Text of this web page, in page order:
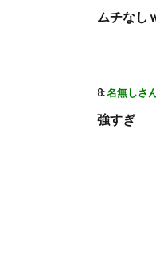
ムチなし
8:名無しさ
強すぎ